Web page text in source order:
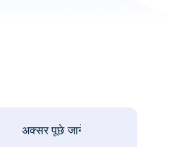
अक्सर पूछे जाने वाले प्रश्न